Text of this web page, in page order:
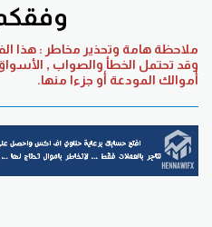
وفقكم
ملاحظة هامة وتحذير مخاطر : هذا
وقد تحتمل الخطأ والصواب ,
أموالك المودعة أو جزءا منها.